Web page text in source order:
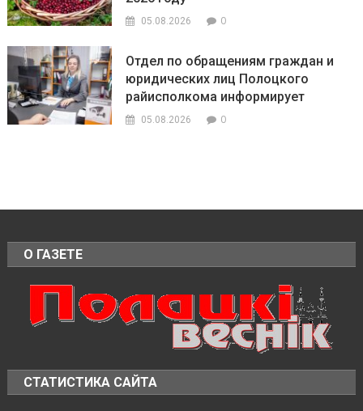
05.08.2026 0
Отдел по обращениям граждан и
юридических лиц Полоцкого
райисполкома информирует
05.08.2026 0
О ГАЗЕТЕ
СТАТИСТИКА САЙТА